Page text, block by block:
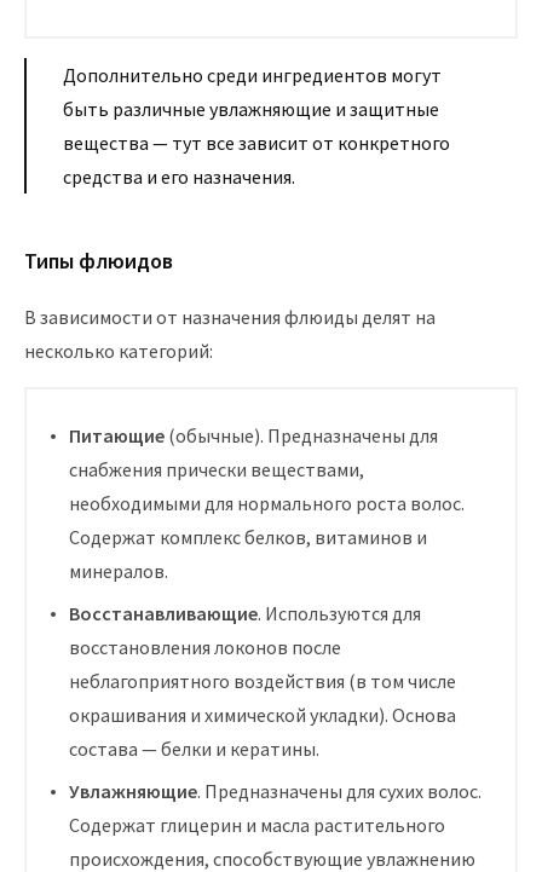
Дополнительно среди ингредиентов могут
быть различные увлажняющие и защитные
вещества — тут все зависит от конкретного
средства и его назначения.
Типы флюидов
В зависимости от назначения флюиды делят на
несколько категорий:
Питающие (обычные). Предназначены для
снабжения прически веществами,
необходимыми для нормального роста волос.
Содержат комплекс белков, витаминов и
минералов.
Восстанавливающие. Используются для
восстановления локонов после
неблагоприятного воздействия (в том числе
окрашивания и химической укладки). Основа
состава — белки и кератины.
Увлажняющие. Предназначены для сухих волос.
Содержат глицерин и масла растительного
происхождения, способствующие увлажнению